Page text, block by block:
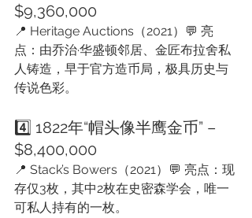
$9,360,000
📍 Heritage Auctions（2021）💬 亮
点：由乔治·华盛顿邻居、金匠布拉舍私
人铸造，早于官方造币局，极具历史与
传说色彩。
4️⃣ 1822年“帽头像半鹰金币” –
$8,400,000
📍 Stack’s Bowers（2021）💬 亮点：现
存仅3枚，其中2枚在史密森学会，唯一
可私人持有的一枚。